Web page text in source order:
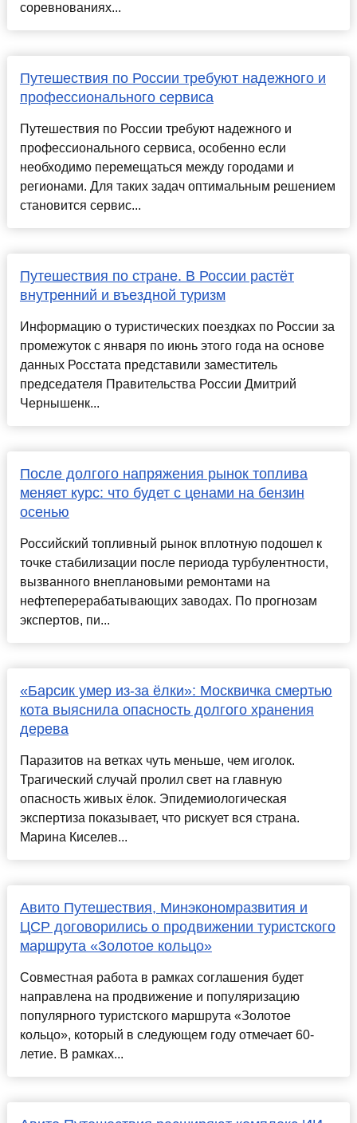
соревнованиях...
Путешествия по России требуют надежного и
профессионального сервиса
Путешествия по России требуют надежного и
профессионального сервиса, особенно если
необходимо перемещаться между городами и
регионами. Для таких задач оптимальным решением
становится сервис...
Путешествия по стране. В России растёт
внутренний и въездной туризм
Информацию о туристических поездках по России за
промежуток с января по июнь этого года на основе
данных Росстата представили заместитель
председателя Правительства России Дмитрий
Чернышенк...
После долгого напряжения рынок топлива
меняет курс: что будет с ценами на бензин
осенью
Российский топливный рынок вплотную подошел к
точке стабилизации после периода турбулентности,
вызванного внеплановыми ремонтами на
нефтеперерабатывающих заводах. По прогнозам
экспертов, пи...
«Барсик умер из-за ёлки»: Москвичка смертью
кота выяснила опасность долгого хранения
дерева
Паразитов на ветках чуть меньше, чем иголок.
Трагический случай пролил свет на главную
опасность живых ёлок. Эпидемиологическая
экспертиза показывает, что рискует вся страна.
Марина Киселев...
Авито Путешествия, Минэкономразвития и
ЦСР договорились о продвижении туристского
маршрута «Золотое кольцо»
Совместная работа в рамках соглашения будет
направлена на продвижение и популяризацию
популярного туристского маршрута «Золотое
кольцо», который в следующем году отмечает 60-
летие. В рамках...